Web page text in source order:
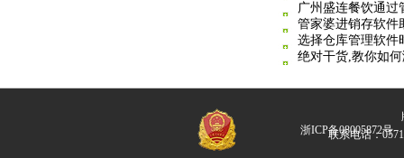
广州盛连餐饮通过
管家婆进销存软件
选择仓库管理软件
绝对干货,教你如
浙ICP备08005872号
联系电话：